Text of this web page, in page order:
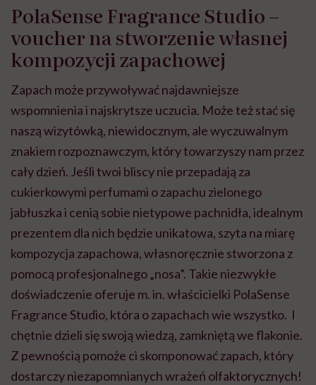
PolaSense Fragrance Studio –
voucher na stworzenie własnej
kompozycji zapachowej
Zapach może przywoływać najdawniejsze
wspomnienia i najskrytsze uczucia. Może też stać się
naszą wizytówką, niewidocznym, ale wyczuwalnym
znakiem rozpoznawczym, który towarzyszy nam przez
cały dzień. Jeśli twoi bliscy nie przepadają za
cukierkowymi perfumami o zapachu zielonego
jabłuszka i cenią sobie nietypowe pachnidła, idealnym
prezentem dla nich będzie unikatowa, szyta na miarę
kompozycja zapachowa, własnoręcznie stworzona z
pomocą profesjonalnego „nosa”. Takie niezwykłe
doświadczenie oferuje m. in. właścicielki PolaSense
Fragrance Studio, która o zapachach wie wszystko. I
chętnie dzieli się swoją wiedzą, zamkniętą we flakonie.
Z pewnością pomoże ci skomponować zapach, który
dostarczy niezapomnianych wrażeń olfaktorycznych!